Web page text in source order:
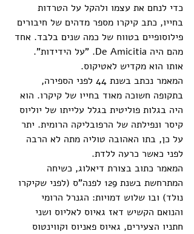
כדי לנחם את עצמו ולהקל על הטרדות
בחייו, כתב קיקרו מספר מדהים של חיבורים
פילוסופיים בטווח של כמה שנים בלבד. אחד
מהם היה De Amicitia. "על הידידות".
אותו הוא מקדיש לאטיקוס.
המאמר נכתב בשנת 44 לפני הספירה,
בתקופה חשוכה מאוד בחייו של קיקרו. הוא
היה בגלות פוליטית בגלל עלייתו של יוליוס
קיסר ונפילתה של הרפובליקה הרומית. יתר
על כן, בתו האהובה טוליה מתה לא הרבה
לפני כאשר כרעה ללדת.
המאמר כתוב בצורת דיאלוג, כשיחה
המתרחשת בשנת 129 לפנה"ס (לפני שקיקרו
נולד) ובו שלוש דמויות: הגנרל הרומי
והנואם הקשיש דאז גאיוס לאליוס ושני
חתניו הצעירים, גאיוס פאניוס וקווינטוס